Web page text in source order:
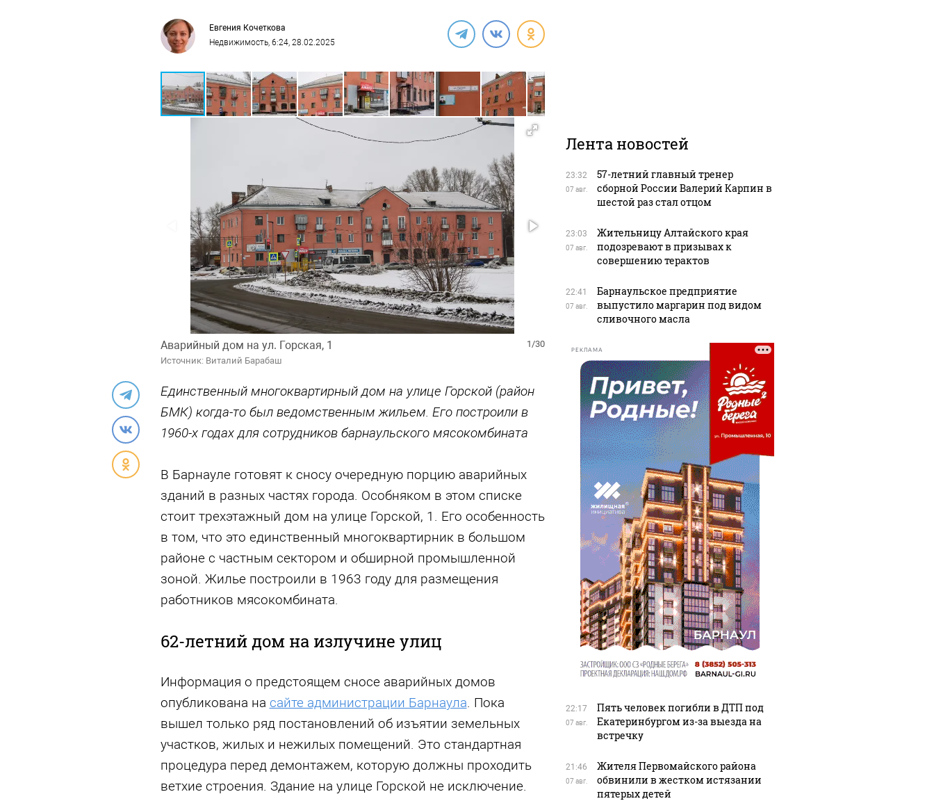
Евгения Кочеткова
Недвижимость, 6:24, 28.02.2025
1/30
Аварийный дом на ул. Горская, 1
Источник: Виталий Барабаш
Единственный многоквартирный дом на улице Горской (район
БМК) когда-то был ведомственным жильем. Его построили в
1960-х годах для сотрудников барнаульского мясокомбината
В Барнауле готовят к сносу очередную порцию аварийных
зданий в разных частях города. Особняком в этом списке
стоит трехэтажный дом на улице Горской, 1. Его особенность
в том, что это единственный многоквартирник в большом
районе с частным сектором и обширной промышленной
зоной. Жилье построили в 1963 году для размещения
работников мясокомбината.
62-летний дом на излучине улиц
Информация о предстоящем сносе аварийных домов
опубликована на сайте администрации Барнаула. Пока
вышел только ряд постановлений об изъятии земельных
участков, жилых и нежилых помещений. Это стандартная
процедура перед демонтажем, которую должны проходить
ветхие строения. Здание на улице Горской не исключение.
Лента новостей
23:32
07 авг.
57-летний главный тренер
сборной России Валерий Карпин в
шестой раз стал отцом
23:03
07 авг.
Жительницу Алтайского края
подозревают в призывах к
совершению терактов
22:41
07 авг.
Барнаульское предприятие
выпустило маргарин под видом
сливочного масла
РЕКЛАМА
22:17
07 авг.
Пять человек погибли в ДТП под
Екатеринбургом из-за выезда на
встречку
21:46
07 авг.
Жителя Первомайского района
обвинили в жестком истязании
пятерых детей